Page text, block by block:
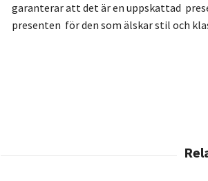
garanterar att det är en uppskattad
presenten för den som älskar stil och